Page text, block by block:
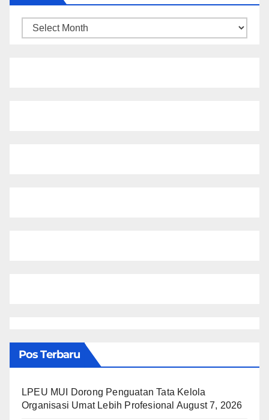
Arsip
Pos Terbaru
LPEU MUI Dorong Penguatan Tata Kelola
Organisasi Umat Lebih Profesional August 7, 2026